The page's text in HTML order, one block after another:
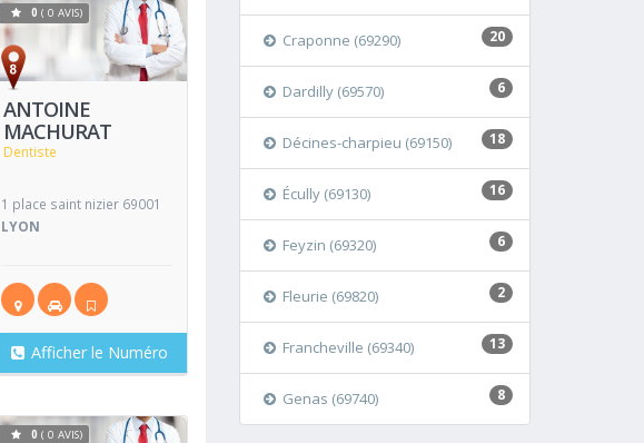
ANTOINE
MACHURAT
Dentiste
Voir
0 ( 0 AVIS)
1 place saint nizier 69001
LYON
Afficher le Numéro
0 ( 0 AVIS)
20
Craponne (69290)
6
Dardilly (69570)
18
Décines-charpieu (69150)
16
Écully (69130)
6
Feyzin (69320)
2
Fleurie (69820)
13
Francheville (69340)
8
Genas (69740)